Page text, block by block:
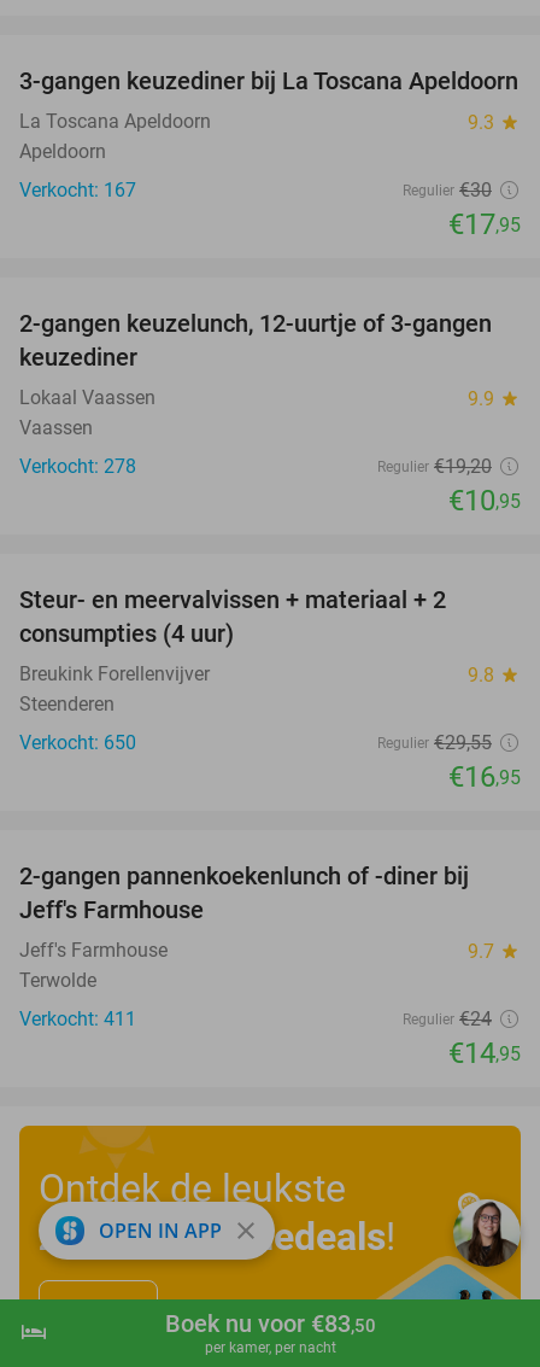
shopping_cart Boek nu
hotel Boek nu voor €83,50
per kamer, per nacht
40%
3-gangen keuzediner bij La Toscana Apeldoorn
La Toscana Apeldoorn 9.3 star
Apeldoorn
Verkocht: 167
Regulier €30
€17,95
43%
2-gangen keuzelunch, 12-uurtje of 3-gangen
keuzediner
Lokaal Vaassen 9.9 star
Vaassen
Verkocht: 278
Regulier €19,20
€10,95
Steur- en meervalvissen + materiaal + 2
consumpties (4 uur)
Breukink Forellenvijver 9.8 star
Steenderen
Verkocht: 650
Regulier €29,55
€16,95
38%
2-gangen pannenkoekenlunch of -diner bij
Jeff's Farmhouse
Jeff's Farmhouse 9.7 star
Terwolde
Verkocht: 411
Regulier €24
€14,95
Ontdek de leukste
zomervakantiedeals!
OPEN IN APP close